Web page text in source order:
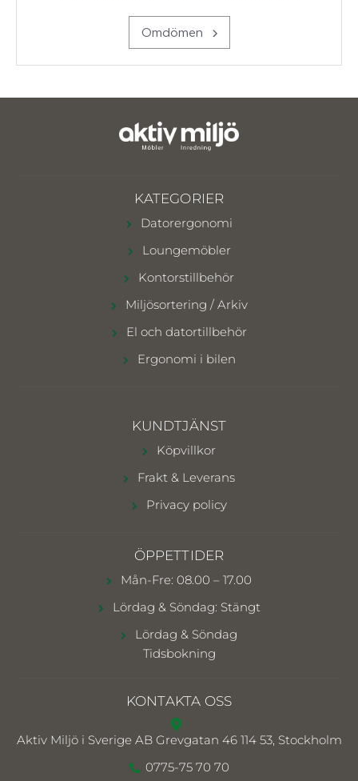
Omdömen
KATEGORIER
Datorergonomi
Loungemöbler
Kontorstillbehör
Miljösortering / Arkiv
El och datortillbehör
Ergonomi i bilen
KUNDTJÄNST
Köpvillkor
Frakt & Leverans
Privacy policy
ÖPPETTIDER
Mån-Fre: 08.00 – 17.00
Lördag & Söndag: Stängt
Lördag & Söndag
Tidsbokning
KONTAKTA OSS
Aktiv Miljö i Sverige AB Grevgatan 46 114 53, Stockholm
0775-75 70 70